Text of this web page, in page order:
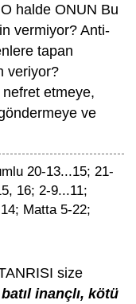
halde ONUN Bu
vermiyor? Anti-
tapan
veriyor?
etmeye,
ve
20-13...15; 21-
16; 2-9...11;
Matta 5-22;
size
inançlı, kötü